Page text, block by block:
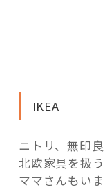
IKEA
ニトリ、無印
北欧家具を扱う
ママさんもい